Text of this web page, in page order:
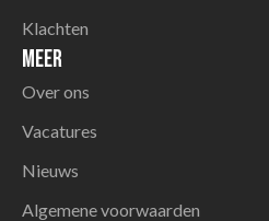
Klachten
Meer
Over ons
Vacatures
Nieuws
Algemene voorwaarden